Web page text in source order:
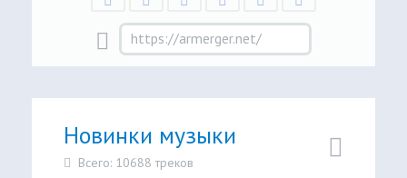
Новинки музыки
Всего: 10688 треков